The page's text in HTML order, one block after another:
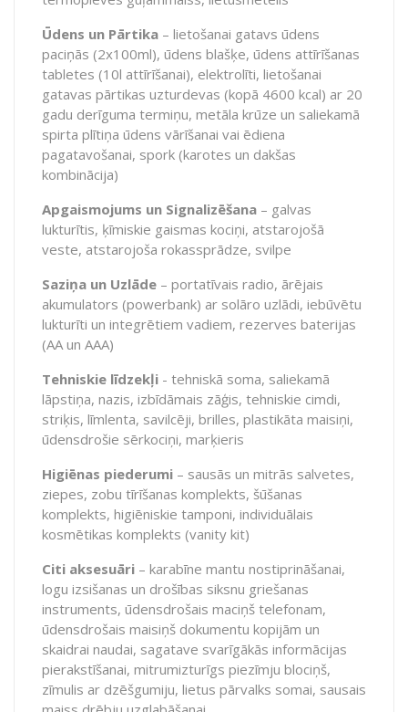
Ūdens un Pārtika – lietošanai gatavs ūdens
paciņās (2x100ml), ūdens blašķe, ūdens attīrīšanas
tabletes (10l attīrīšanai), elektrolīti, lietošanai
gatavas pārtikas uzturdevas (kopā 4600 kcal) ar 20
gadu derīguma termiņu, metāla krūze un saliekamā
spirta plītiņa ūdens vārīšanai vai ēdiena
pagatavošanai, spork (karotes un dakšas
kombinācija)
Apgaismojums un Signalizēšana – galvas
lukturītis, ķīmiskie gaismas kociņi, atstarojošā
veste, atstarojoša rokassprādze, svilpe
Saziņa un Uzlāde – portatīvais radio, ārējais
akumulators (powerbank) ar solāro uzlādi, iebūvētu
lukturīti un integrētiem vadiem, rezerves baterijas
(AA un AAA)
Tehniskie līdzekļi - tehniskā soma, saliekamā
lāpstiņa, nazis, izbīdāmais zāģis, tehniskie cimdi,
striķis, līmlenta, savilcēji, brilles, plastikāta maisiņi,
ūdensdrošie sērkociņi, marķieris
Higiēnas piederumi – sausās un mitrās salvetes,
ziepes, zobu tīrīšanas komplekts, šūšanas
komplekts, higiēniskie tamponi, individuālais
kosmētikas komplekts (vanity kit)
Citi aksesuāri – karabīne mantu nostiprināšanai,
logu izsišanas un drošības siksnu griešanas
instruments, ūdensdrošais maciņš telefonam,
ūdensdrošais maisiņš dokumentu kopijām un
skaidrai naudai, sagatave svarīgākās informācijas
pierakstīšanai, mitrumizturīgs piezīmju blociņš,
zīmulis ar dzēšgumiju, lietus pārvalks somai, sausais